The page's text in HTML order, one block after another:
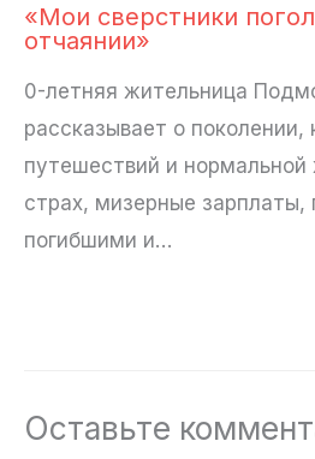
«Мои сверстники
отчаянии»
0-летняя жительница
рассказывает о поколении,
путешествий и нормальной
страх, мизерные зарплаты,
погибшими и…
Оставьте